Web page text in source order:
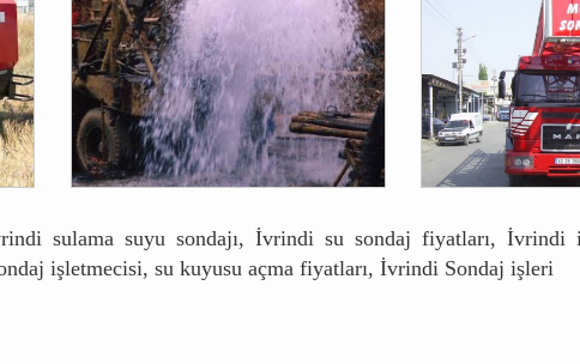
sulama suyu sondajı, İvrindi su sondaj fiyatları,
işletmecisi, su kuyusu açma fiyatları, İvrindi Sondaj işleri